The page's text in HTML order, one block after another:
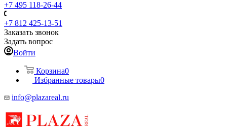
+7 495 118-26-44
+7 812 425-13-51
Заказать звонок
Задать вопрос
Войти
Корзина0
Избранные товары0
info@plazareal.ru